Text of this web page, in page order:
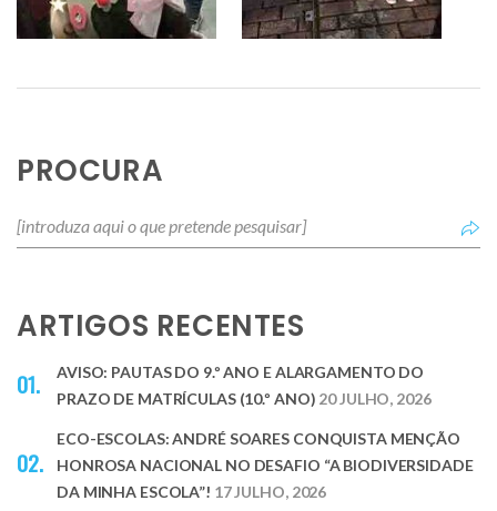
PROCURA
ARTIGOS RECENTES
AVISO: PAUTAS DO 9.º ANO E ALARGAMENTO DO
PRAZO DE MATRÍCULAS (10.º ANO) 20 JULHO, 2026
ECO-ESCOLAS: ANDRÉ SOARES CONQUISTA MENÇÃO
HONROSA NACIONAL NO DESAFIO “A BIODIVERSIDADE
DA MINHA ESCOLA”! 17 JULHO, 2026